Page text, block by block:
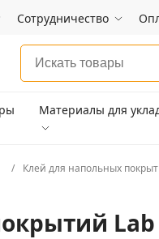
Сотрудничество
Материалы для
Клей для напольных